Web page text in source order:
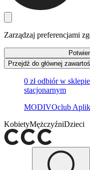
Zarządzaj preferencjami
Przejdź do głównej
0 zł odbiór w sklepie
stacjonarnym
MODIVOclub
KobietyMężczyźniDzieci